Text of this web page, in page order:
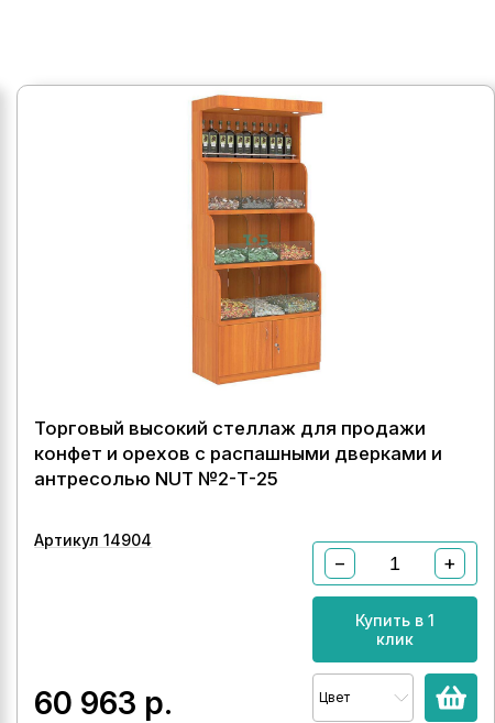
Торговый высокий стеллаж для продажи
конфет и орехов с распашными дверками и
антресолью NUT №2-Т-25
Артикул 14904
60 963 р.
− +
Купить в 1
клик
Цвет